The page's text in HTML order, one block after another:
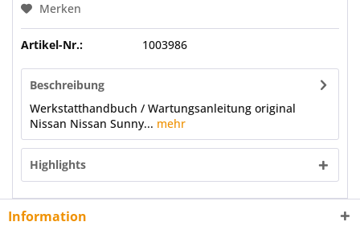
Merken
Artikel-Nr.: 1003986
Beschreibung
Werkstatthandbuch / Wartungsanleitung original
Nissan Nissan Sunny... mehr
Highlights
Information